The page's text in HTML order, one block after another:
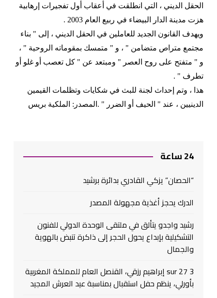
الحقل الديني ، التي انطلقت في أعقاب أول تفجيرات إرهابية
هزت مدينة الدار البيضاء في ربيع العام 2003 .
ويهدف القانون الجديد للعاملين في الحقل الديني ، إلى " بناء
مجتمع متراص متضامن " ، و " متمسك بمقوماته الروحية " ،
و " متفتح على روح العصر " ومبتعد عن " كل تعصب أو غلو أو
تطرف " .
هذا ، وتم إحداث لجنة للبث في شكايات وتظلمات القيمين
الدينيين ، عند " الحيف أو الضرر " .المصدر: الملكية بريس
24 ساعة
“الحصان” يزكي القادري بدائرة برشيد
الدرك يحجز أغذية مجهولة المصدر
رشيد واجدو يتألق في ملتقى الوحدة الدولي للفنون
التشكيلية بإبداع يحول الحجر إلى ذاكرة تنبض بالهوية
والجمال
3 sur 27 إبراهيم رزقي، القنصل العام للمملكة المغربية
بأورلي، ينظم حفل استقبال بمناسبة عيد العرش المجيد